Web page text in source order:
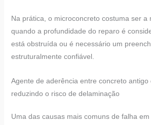
Na prática, o microconcreto costuma ser a
quando a profundidade do reparo é
está obstruída ou é necessário um
estruturalmente confiável.
Agente de aderência entre concreto antigo
reduzindo o risco de delaminação
Uma das causas mais comuns de falha